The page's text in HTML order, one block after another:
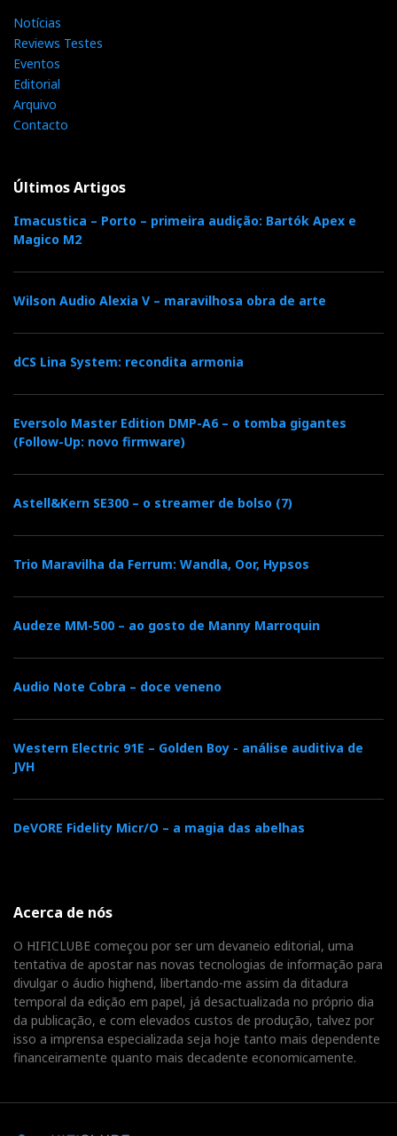
Notícias
Reviews Testes
Eventos
Editorial
Arquivo
Contacto
Últimos Artigos
Imacustica – Porto – primeira audição: Bartók Apex e
Magico M2
Wilson Audio Alexia V – maravilhosa obra de arte
dCS Lina System: recondita armonia
Eversolo Master Edition DMP-A6 – o tomba gigantes
(Follow-Up: novo firmware)
Astell&Kern SE300 – o streamer de bolso (7)
Trio Maravilha da Ferrum: Wandla, Oor, Hypsos
Audeze MM-500 – ao gosto de Manny Marroquin
Audio Note Cobra – doce veneno
Western Electric 91E – Golden Boy - análise auditiva de
JVH
DeVORE Fidelity Micr/O – a magia das abelhas
Acerca de nós
O HIFICLUBE começou por ser um devaneio editorial, uma
tentativa de apostar nas novas tecnologias de informação para
divulgar o áudio highend, libertando-me assim da ditadura
temporal da edição em papel, já desactualizada no próprio dia
da publicação, e com elevados custos de produção, talvez por
isso a imprensa especializada seja hoje tanto mais dependente
financeiramente quanto mais decadente economicamente.